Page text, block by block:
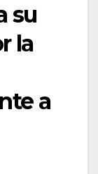
su
la
a